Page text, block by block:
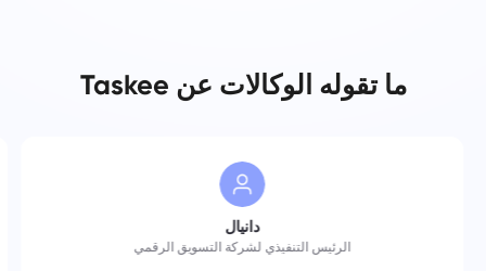
ما تقوله الوكالات عن Taskee
دانيال
الرئيس التنفيذي لشركة التسويق الرقمي